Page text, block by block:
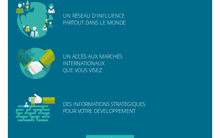
UN RÉSEAU D'INFLUENCE
PARTOUT DANS LE MONDE
UN ACCÈS AUX MARCHÉS
INTERNATIONAUX
QUE VOUS VISEZ
DES INFORMATIONS STRATÉGIQUES
POUR VOTRE DÉVELOPPEMENT